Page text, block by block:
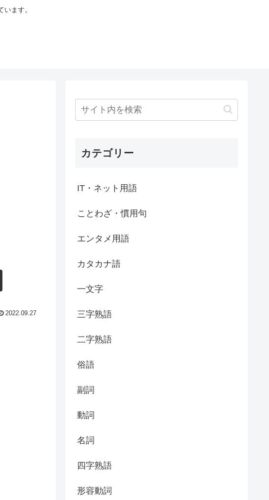
ます。
2022.09.27
カテゴリー
IT・ネット用語
ことわざ・慣用句
エンタメ用語
カタカナ語
一文字
三字熟語
二字熟語
俗語
副詞
動詞
名詞
四字熟語
形容動詞